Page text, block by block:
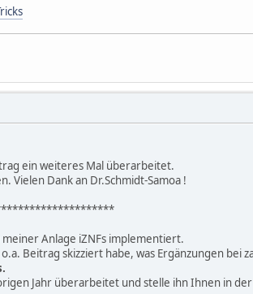
ein weiteres Mal überarbeitet.
Vielen Dank an Dr.Schmidt-Samoa !
Anlage iZNFs implementiert.
Beitrag skizziert habe, was Ergänzungen
Jahr überarbeitet und stelle ihn Ihnen in